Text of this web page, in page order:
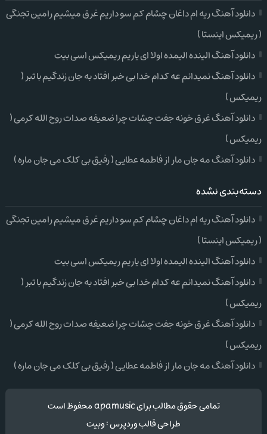
دانلود آهنگ ریه ام داغان چشام کم سو داریم غرق میشیم رامین تجنگی
( ریمیکس اینستا )
دانلود آهنگ الینده الیمده اولا ای یاریم ریمیکس اسی بیت
دانلود آهنگ نمیدانم عه کدام خدا بی خبر افتاد به جان زندگیم با تبر (
ریمیکس )
دانلود آهنگ غرق خونه جفت چشات چرا ضعیفه صدات روح الله کرمی (
ریمیکس )
دانلود آهنگ مه جان مار از فاطمه عطایی ( رفیق بی کلک می جان ماره )
دسته‌بندی نشده
دانلود آهنگ ریه ام داغان چشام کم سو داریم غرق میشیم رامین تجنگی
( ریمیکس اینستا )
دانلود آهنگ الینده الیمده اولا ای یاریم ریمیکس اسی بیت
دانلود آهنگ نمیدانم عه کدام خدا بی خبر افتاد به جان زندگیم با تبر (
ریمیکس )
دانلود آهنگ غرق خونه جفت چشات چرا ضعیفه صدات روح الله کرمی (
ریمیکس )
دانلود آهنگ مه جان مار از فاطمه عطایی ( رفیق بی کلک می جان ماره )
تمامی حقوق مطالب برای apamusic محفوظ است
طراحی قالب وردپرس:وبیت